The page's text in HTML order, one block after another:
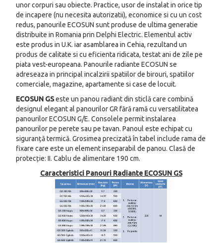
unor corpuri sau obiecte. Practice, usor de instalat in orice tip
de incapere (nu necesita autorizatii), economice si cu un cost
redus, panourile ECOSUN sunt produse de ultima generatie
distribuite in Romania prin Delphi Electric. Elementul activ
este produs in U.K. iar asamblarea in Cehia, rezultand un
produs de calitate si cu eficienta ridicata, testat ani de zile pe
piata vest-europeana. Panourile radiante ECOSUN se
adreseaza in principal incalzirii spatiilor de birouri, spatiilor
comerciale, magazine, apartamente si case de locuit.
ECOSUN GSeste un panou radiant din sticlă care combină
designul elegant al panourilor GR fără ramă cu versatilitatea
panourilor ECOSUN G/E. Consolele permit instalarea
panourilor pe perete sau pe tavan. Panoul este echipat cu
siguranță termică. Grosimea precizată în tabel include rama de
fixare care este un element inseparabil de panou. Clasă de
protecție: II. Cablu de alimentare 190 cm.
Caracteristici Panouri Radiante ECOSUN GS